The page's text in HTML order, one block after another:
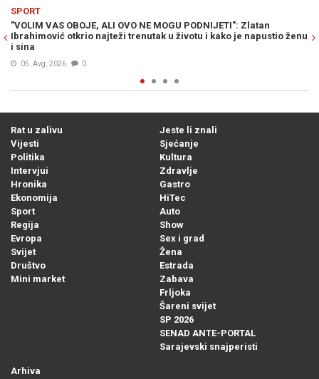
MOGU PODNIJETI": Zlatan
u životu i kako je napustio ženu
LIVNJAK PRELOMIO: Otkriveno
trenersku karijeru...
Rat u zalivu
Vijesti
Politika
Intervjui
Hronika
Ekonomija
Sport
Regija
Evropa
Svijet
Društvo
Mini market
Jeste li znali
Sjećanje
Kultura
Zdravlje
Gastro
HiTec
Auto
Show
Sex i grad
Žena
Estrada
Zabava
Frljoka
Šareni svijet
SP 2026
SENAD ANTE-PORTAL
Sarajevski snajperisti
Arhiva